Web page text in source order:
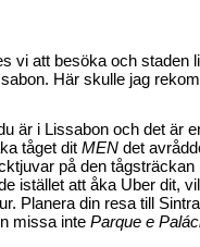
vi att besöka och staden
Här skulle jag
är i Lissabon och det är
tåget dit MEN det
på den
istället att åka Uber dit,
Planera din resa till
missa inte Parque e